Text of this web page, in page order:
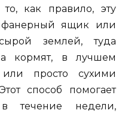
то, как правило, эту
фанерный ящик или
землей, туда
кормят, в лучшем
просто сухими
способ помогает
течение недели,